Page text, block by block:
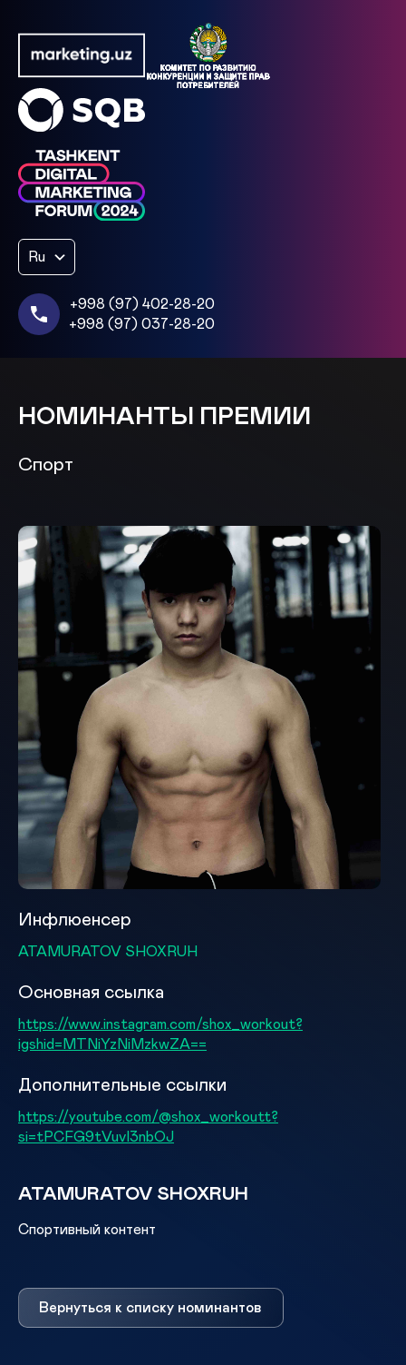
Ru
+998 (97) 402-28-20
+998 (97) 037-28-20
НОМИНАНТЫ ПРЕМИИ
Спорт
Инфлюенсер
ATAMURATOV SHOXRUH
Основная ссылка
https://www.instagram.com/shox_workout?
igshid=MTNiYzNiMzkwZA==
Дополнительные ссылки
https://youtube.com/@shox_workoutt?
si=tPCFG9tVuvI3nbOJ
ATAMURATOV SHOXRUH
Спортивный контент
Вернуться к списку номинантов